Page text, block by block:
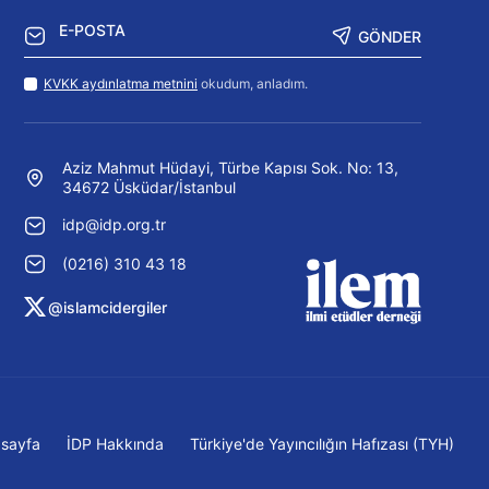
GÖNDER
KVKK aydınlatma metnini okudum, anladım.
Aziz Mahmut Hüdayi, Türbe Kapısı Sok. No: 13,
34672 Üsküdar/İstanbul
idp@idp.org.tr
(0216) 310 43 18
@islamcidergiler
İDP Hakkında Türkiye'de Yayıncılığın Hafızası (TYH)